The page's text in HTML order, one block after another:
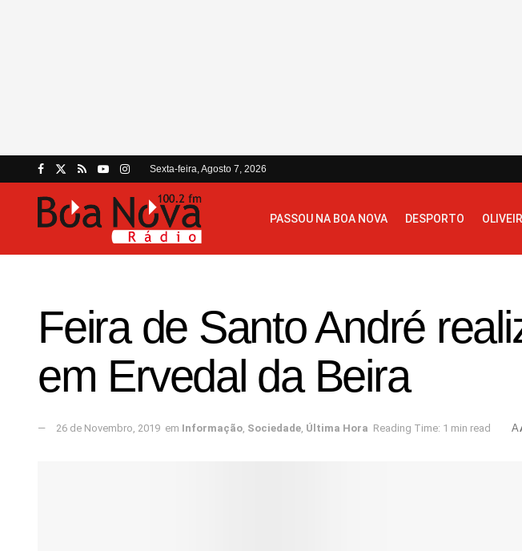
Sexta-feira, Agosto 7, 2026
PASSOU NA BOA NOVA DESPORTO
Feira de Santo André
em Ervedal da Beira
26 de Novembro, 2019 em Informação, Sociedade, Última Hora Reading Time: 1 min read A